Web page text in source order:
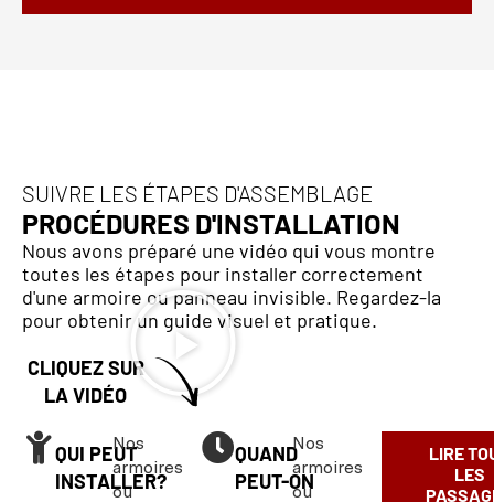
SUIVRE LES ÉTAPES D'ASSEMBLAGE
PROCÉDURES D'INSTALLATION
Nous avons préparé une vidéo qui vous montre
toutes les étapes pour installer correctement
d'une armoire ou panneau invisible. Regardez-la
pour obtenir un guide visuel et pratique.
CLIQUEZ SUR
LA VIDÉO
QUI PEUT
INSTALLER?
Nos
armoires
ou
QUAND
PEUT-ON
Nos
armoires
ou
LIRE
LES